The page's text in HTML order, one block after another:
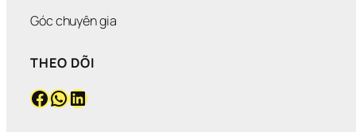
Góc chuyên gia
THEO DÕI
Facebook WhatsApp LinkedIn